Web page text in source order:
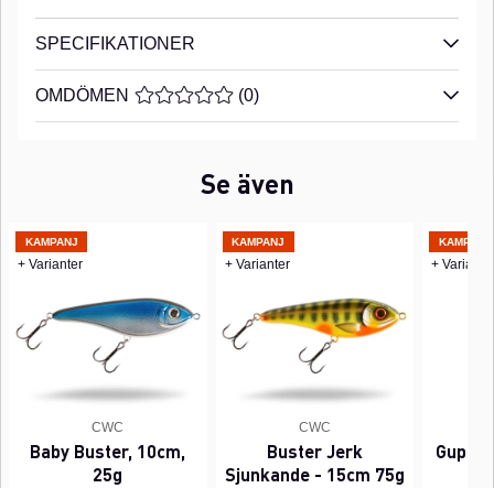
SPECIFIKATIONER
OMDÖMEN MEDELBETYG 0 AV 5 ANTAL BETYG 0
(0)
Se även
KAMPANJ
+ Varianter
CWC
Baby Buster, 10cm,
25g
KAMPANJ
+ Varianter
CWC
Buster Jerk
Sjunkande - 15cm 75g
KAMPANJ
+